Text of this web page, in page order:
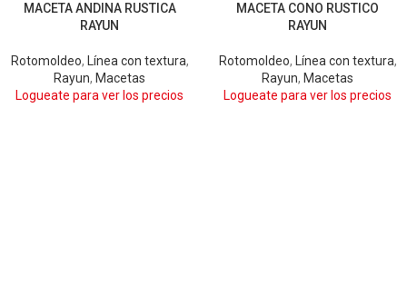
ARENA
BLANCO
CHOCOLATE
MACETA ANDINA RUSTICA
RAYUN
Rotomoldeo, Línea con textura,
Rayun, Macetas
Logueate para ver los precios
ARENA CHOCOLATE
GRIS
GRIS OSCURO
MACETA CONO RUSTICO
RAYUN
Rotomoldeo, Línea con textura,
Rayun, Macetas
Logueate para ver los precios